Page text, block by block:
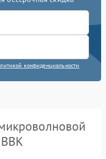
конфиденциальности